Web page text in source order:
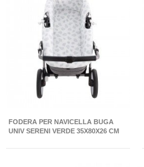
FODERA PER NAVICELLA BUGA
UNIV SERENI VERDE 35X80X26 CM